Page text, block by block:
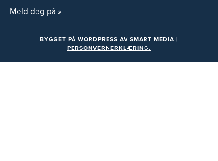
Meld deg på »
BYGGET PÅ WORDPRESS AV SMART MEDIA |
PERSONVERNERKLÆRING.